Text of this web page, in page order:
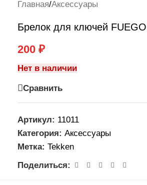
Главная/Аксессуары
Брелок для ключей
200 ₽
Нет в наличии
Сравнить
Артикул: 11011
Категория: Аксессуары
Метка: Tekken
Поделиться: